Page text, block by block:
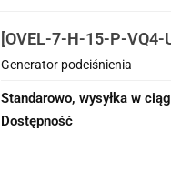
[OVEL-7-H-15-P-
Generator podciśnienia
Generator podciśnienia
Standarowo, wysyłka w
Dostępność